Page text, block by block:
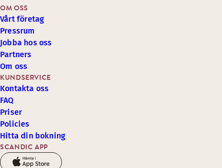
SCANDIC APP
KUNDSERVICE
Kontakta oss
FAQ
Priser
Policies
Hitta din bokning
OM OSS
Vårt företag
Pressrum
Jobba hos oss
Partners
Om oss